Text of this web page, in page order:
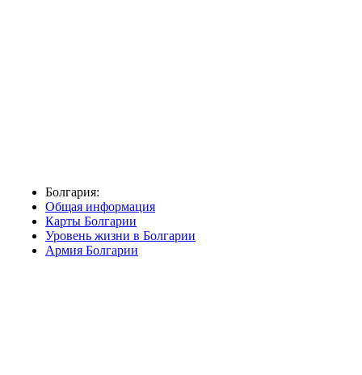
Болгария:
Общая информация
Карты Болгарии
Уровень жизни в Болгарии
Армия Болгарии